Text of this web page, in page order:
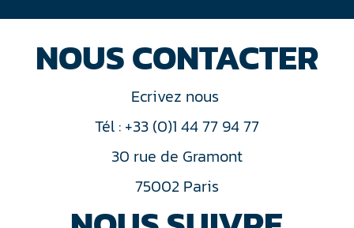
NOUS CONTACTER
Ecrivez nous
Tél : +33 (0)1 44 77 94 77
30 rue de Gramont
75002 Paris